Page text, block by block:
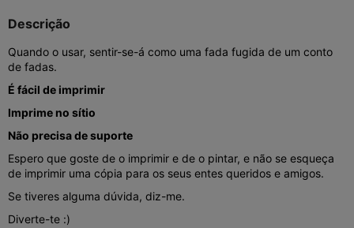
Descrição
Quando o usar, sentir-se-á como uma fada fugida de um conto
de fadas.
É fácil de imprimir
Imprime no sítio
Não precisa de suporte
Espero que goste de o imprimir e de o pintar, e não se esqueça
de imprimir uma cópia para os seus entes queridos e amigos.
Se tiveres alguma dúvida, diz-me.
Diverte-te :)